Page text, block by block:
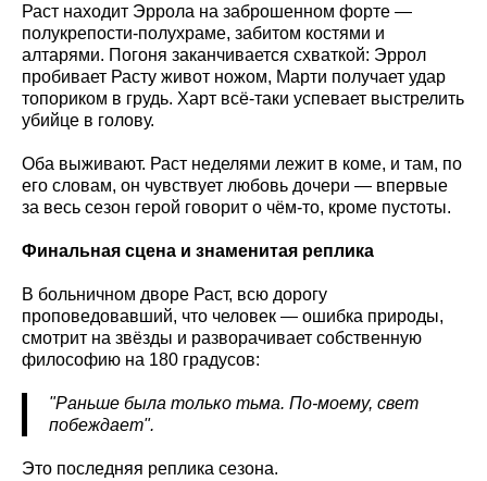
Раст находит Эррола на заброшенном форте —
полукрепости-полухраме, забитом костями и
алтарями. Погоня заканчивается схваткой: Эррол
пробивает Расту живот ножом, Марти получает удар
топориком в грудь. Харт всё-таки успевает выстрелить
убийце в голову.
Оба выживают. Раст неделями лежит в коме, и там, по
его словам, он чувствует любовь дочери — впервые
за весь сезон герой говорит о чём-то, кроме пустоты.
Финальная сцена и знаменитая реплика
В больничном дворе Раст, всю дорогу
проповедовавший, что человек — ошибка природы,
смотрит на звёзды и разворачивает собственную
философию на 180 градусов:
"Раньше была только тьма. По-моему, свет
побеждает".
Это последняя реплика сезона.